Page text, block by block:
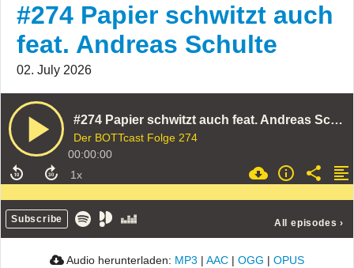
#274 Papier schwitzt auch
feat. Andreas Schulte
02. July 2026
#274 Papier schwitzt auch feat. Andreas Schulte
Der BOTTcast Folge 274
00:00:00
Subscribe All episodes ›
Audio herunterladen: MP3 | AAC | OGG | OPUS